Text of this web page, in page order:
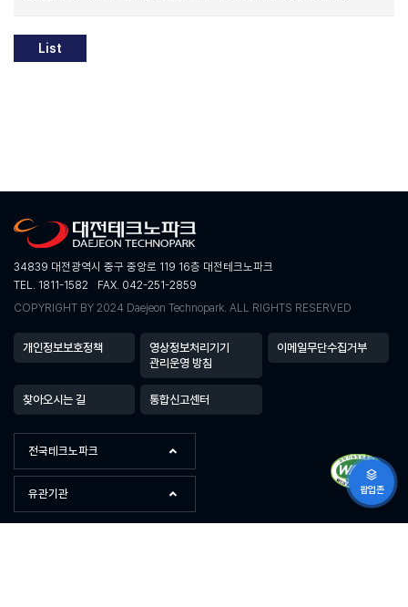
List
34839 대전광역시 중구 중앙로 119 16층 대전테크노파크
TEL. 1811-1582
FAX. 042-251-2859
COPYRIGHT BY 2024 Daejeon Technopark. ALL RIGHTS RESERVED
전국테크노파크
유관기관
개인정보보호정책
영상정보처리기기
관리운영 방침
이메일무단수집거부
찾아오시는 길 통합신고센터
팝업존